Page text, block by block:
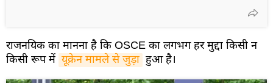
राजनयिक का मानना है कि OSCE का लगभग हर मुद्दा किसी न
किसी रूप में यूक्रेन मामले से जुड़ा हुआ है।